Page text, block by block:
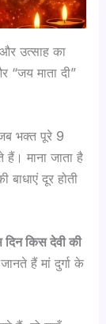
उत्साह का
“जय माता दी”
भक्त पूरे 9
माना जाता है
दूर होती
दिन किस देवी की
हैं मां दुर्गा के